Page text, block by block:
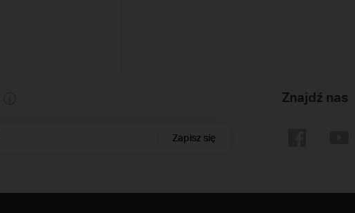
Zapisz się
Znajdź nas